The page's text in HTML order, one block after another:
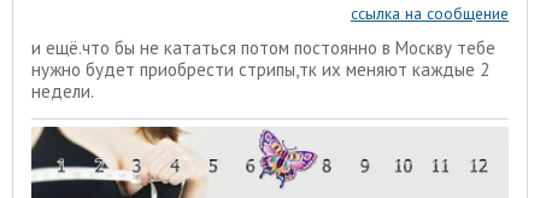
ссылка на сообщение
и ещё.что бы не кататься потом постоянно в Москву тебе
нужно будет приобрести стрипы,тк их меняют каждые 2
недели.